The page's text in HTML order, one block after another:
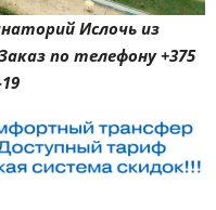
Ислочь из
по телефону +375